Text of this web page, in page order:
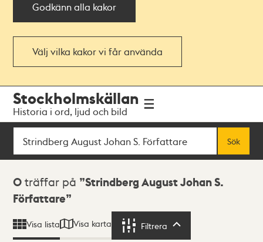
Godkänn alla kakor
Välj vilka kakor vi får använda
navigationen
huvudinnehållet
Stockholmskällan
Historia i ord, ljud och bild
Sök
Sök
Sökresultat
0 träffar på
Strindberg August Johan S.
Författare
Visa lista Visa karta Filtrera